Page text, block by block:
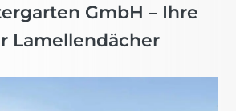
GmbH – Ihre
Lamellendächer